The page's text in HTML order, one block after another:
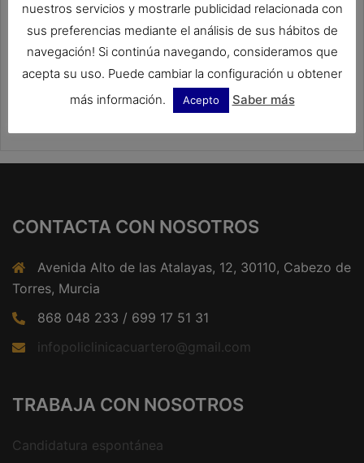
CONTACTA CON NOSOTROS
Avenida Alto de las Atalayas, 12, 30110, Cabezo de
Torres, Murcia
868 048 233 / 699 17 51 31
infopoliclinicacuartero@gmail.com
TRABAJA CON NOSOTROS
Candidatura espontánea
nuestros servicios y mostrarle publicidad relacionada con
sus preferencias mediante el análisis de sus hábitos de
navegación! Si continúa navegando, consideramos que
acepta su uso. Puede cambiar la configuración u obtener
más información.
Acepto Saber más